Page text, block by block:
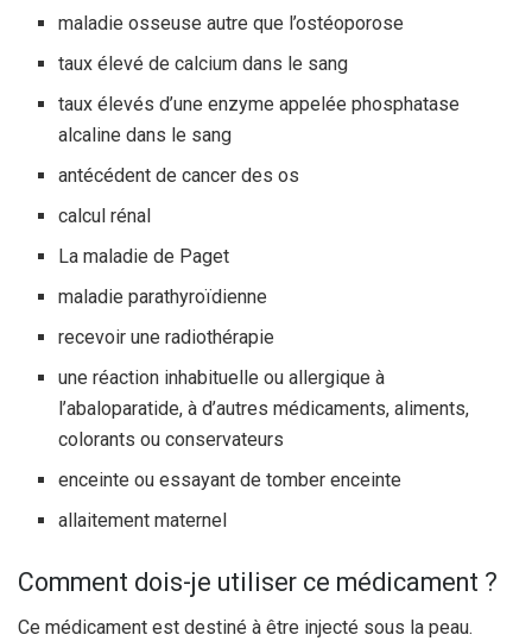
maladie osseuse autre que l’ostéoporose
taux élevé de calcium dans le sang
taux élevés d’une enzyme appelée phosphatase
alcaline dans le sang
antécédent de cancer des os
calcul rénal
La maladie de Paget
maladie parathyroïdienne
recevoir une radiothérapie
une réaction inhabituelle ou allergique à
l’abaloparatide, à d’autres médicaments, aliments,
colorants ou conservateurs
enceinte ou essayant de tomber enceinte
allaitement maternel
Comment dois-je utiliser ce médicament ?
Ce médicament est destiné à être injecté sous la peau.